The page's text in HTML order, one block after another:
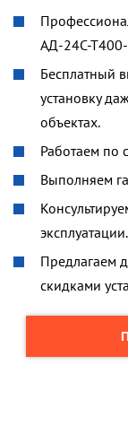
АД-24С-
Бесплатный
установку
объектах.
Работаем по
Выполняем
эксплуатации.
Предлагаем
скидками